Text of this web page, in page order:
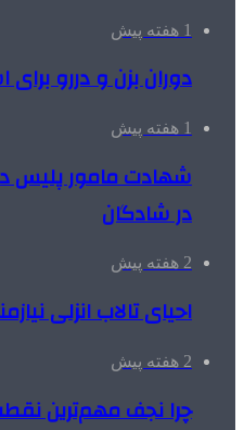
1 هفته پیش
دوران بزن و دررو
1 هفته پیش
شهادت مامور پلیس در
در شادگان
2 هفته پیش
احیای تالاب انزلی
2 هفته پیش
چرا نجف مهم‌ترین